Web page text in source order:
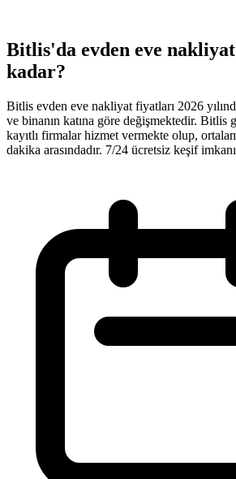
Bitlis'da evden eve
kadar?
Bitlis evden eve nakliyat fiyatları 2026
ve binanın katına göre değişmektedir. Bitlis
kayıtlı firmalar hizmet vermekte olup,
dakika arasındadır. 7/24 ücretsiz keşif